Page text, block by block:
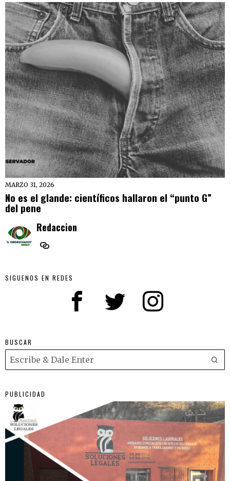
MARZO 31, 2026
No es el glande: científicos hallaron el “punto G”
del pene
Redaccion
SIGUENOS EN REDES
BUSCAR
PUBLICIDAD